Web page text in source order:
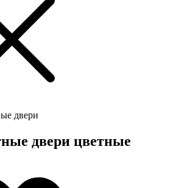
двери
двери цветные